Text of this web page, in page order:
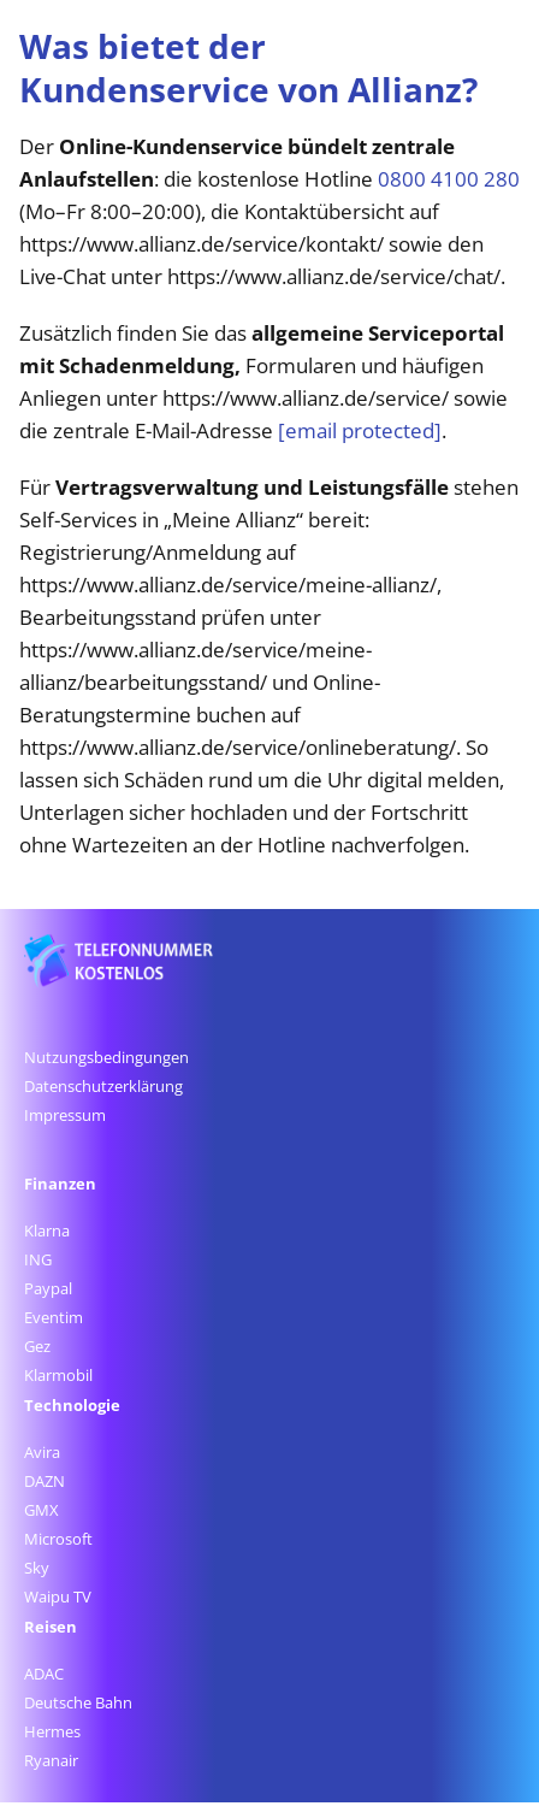
Was bietet der
Kundenservice von Allianz?
Der Online-Kundenservice bündelt zentrale
Anlaufstellen: die kostenlose Hotline 0800 4100 280
(Mo–Fr 8:00–20:00), die Kontaktübersicht auf
https://www.allianz.de/service/kontakt/ sowie den
Live-Chat unter https://www.allianz.de/service/chat/.
Zusätzlich finden Sie dasallgemeine Serviceportal
mit Schadenmeldung, Formularen und häufigen
Anliegen unter https://www.allianz.de/service/ sowie
die zentrale E-Mail-Adresse [email protected].
FürVertragsverwaltung und Leistungsfällestehen
Self-Services in „Meine Allianz“ bereit:
Registrierung/Anmeldung auf
https://www.allianz.de/service/meine-allianz/,
Bearbeitungsstand prüfen unter
https://www.allianz.de/service/meine-
allianz/bearbeitungsstand/ und Online-
Beratungstermine buchen auf
https://www.allianz.de/service/onlineberatung/. So
lassen sich Schäden rund um die Uhr digital melden,
Unterlagen sicher hochladen und der Fortschritt
ohne Wartezeiten an der Hotline nachverfolgen.
Nutzungsbedingungen
Datenschutz­erklärung
Impressum
Finanzen
Klarna
ING
Paypal
Eventim
Gez
Klarmobil
Technologie
Avira
DAZN
GMX
Microsoft
Sky
Waipu TV
Reisen
ADAC
Deutsche Bahn
Hermes
Ryanair